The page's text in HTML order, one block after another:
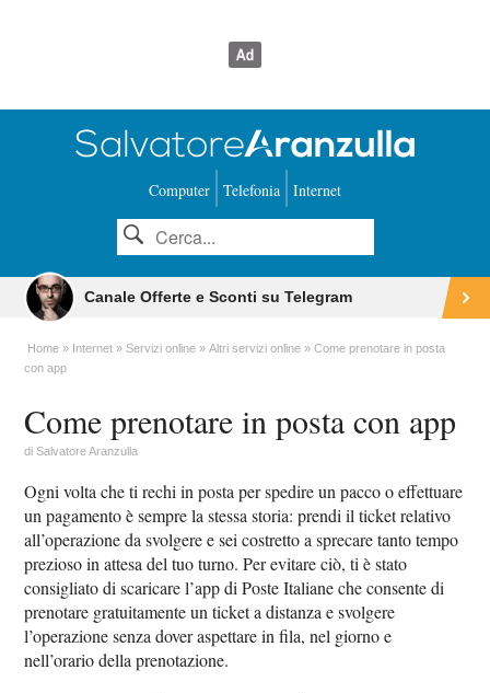
Computer Telefonia Internet
Canale Offerte e Sconti su Telegram
Home Internet Servizi online Altri servizi online
Come prenotare in posta
con app
Come prenotare in posta con app
diSalvatore Aranzulla
Ogni volta che ti rechi in posta per spedire un pacco o effettuare
un pagamento è sempre la stessa storia: prendi il ticket relativo
all’operazione da svolgere e sei costretto a sprecare tanto tempo
prezioso in attesa del tuo turno. Per evitare ciò, ti è stato
consigliato di scaricare l’app di Poste Italiane che consente di
prenotare gratuitamente un ticket a distanza e svolgere
l’operazione senza dover aspettare in fila, nel giorno e
nell’orario della prenotazione.